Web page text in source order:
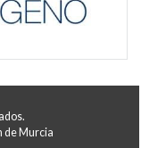
de Murcia